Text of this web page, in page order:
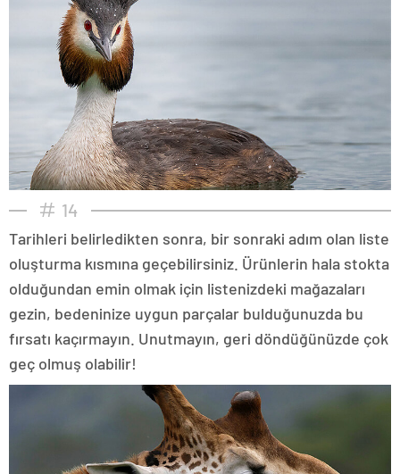
14
Tarihleri belirledikten sonra, bir sonraki adım olan liste
oluşturma kısmına geçebilirsiniz. Ürünlerin hala stokta
olduğundan emin olmak için listenizdeki mağazaları
gezin, bedeninize uygun parçalar bulduğunuzda bu
fırsatı kaçırmayın. Unutmayın, geri döndüğünüzde çok
geç olmuş olabilir!